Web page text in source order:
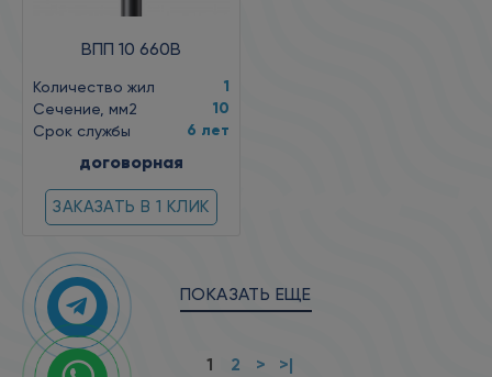
ВПП 10 660В
Количество жил 1
Сечение, мм2 10
Срок службы 6 лет
договорная
ЗАКАЗАТЬ В 1 КЛИК
ПОКАЗАТЬ ЕЩЕ
1 2 > >|